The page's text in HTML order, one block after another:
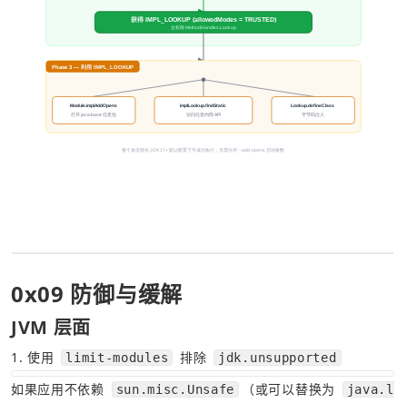
0x09 防御与缓解
JVM 层面
1. 使用 limit-modules 排除 jdk.unsupported
如果应用不依赖 sun.misc.Unsafe （或可以替换为
java.l